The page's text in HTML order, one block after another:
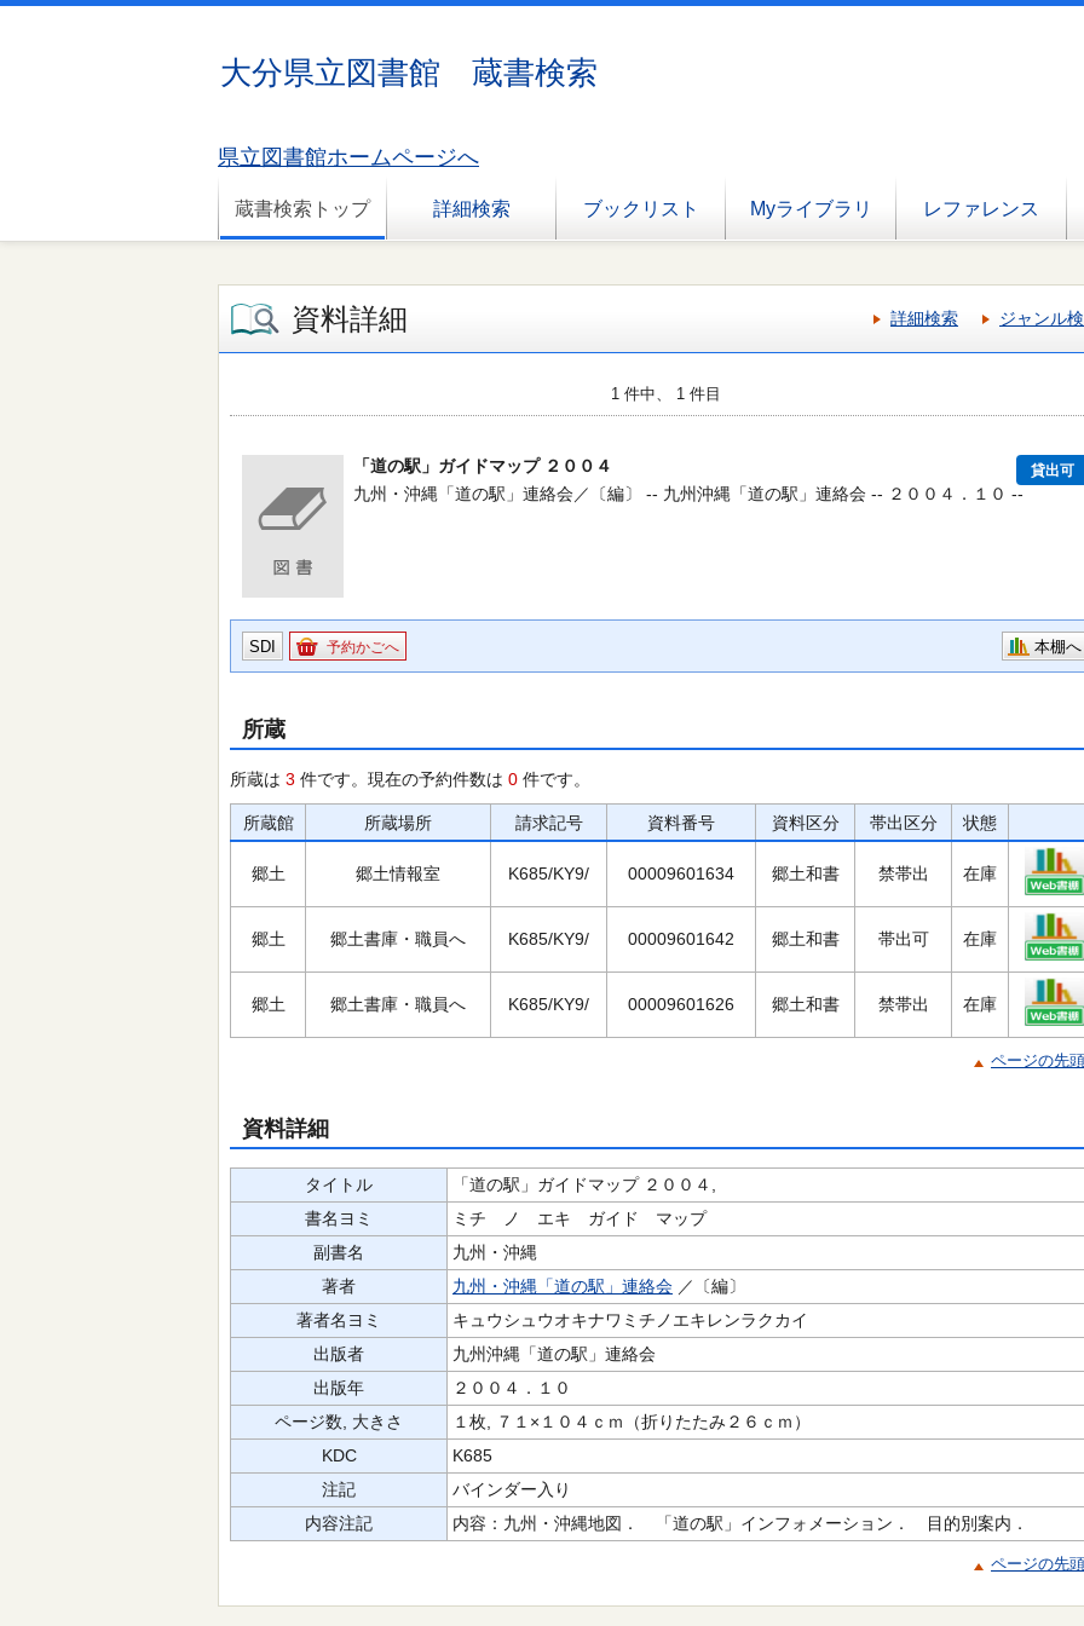
大分県立図書館 蔵書検索
県立図書館ホームページへ
蔵書検索トップ 詳細検索 ブックリスト Myライブラリ レファレンス
資料詳細 詳細検索 ジャンル
1 件中、 1 件目
「道の駅」ガイドマップ ２００４ 貸出可
九州・沖縄「道の駅」連絡会／〔編〕 -- 九州沖縄「道の駅」連絡会 -- ２００４．１０ --
SDI 予約かごへ 本棚へ
所蔵
所蔵は 3 件です。現在の予約件数は 0 件です。
所蔵館 所蔵場所 請求記号 資料番号 資料区分 帯出区分 状態
郷土 郷土情報室 K685/KY9/ 00009601634 郷土和書 禁帯出 在庫
郷土 郷土書庫・職員へ K685/KY9/ 00009601642 郷土和書 帯出可 在庫
郷土 郷土書庫・職員へ K685/KY9/ 00009601626 郷土和書 禁帯出 在庫
ページの先
資料詳細
タイトル
「道の駅」ガイドマップ ２００４,
書名ヨミ
ミチ ノ エキ ガイド マップ
副書名
九州・沖縄
著者
九州・沖縄「道の駅」連絡会 ／〔編〕
著者名ヨミ
キュウシュウオキナワミチノエキレンラクカイ
出版者
九州沖縄「道の駅」連絡会
出版年
２００４．１０
ページ数, 大きさ
１枚, ７１×１０４ｃｍ（折りたたみ２６ｃｍ）
KDC
K685
注記
バインダー入り
内容注記
内容：九州・沖縄地図． 「道の駅」インフォメーション． 目的別案内．
ページの先